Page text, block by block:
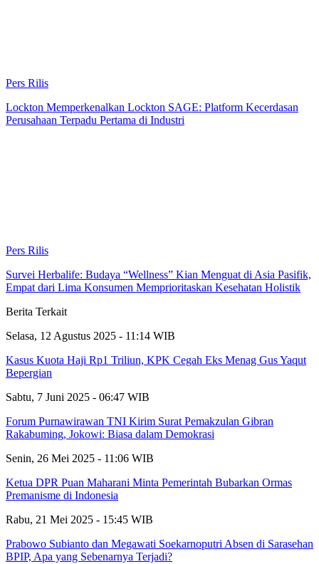
Pers Rilis
Lockton Memperkenalkan Lockton SAGE: Platform Kecerdasan
Perusahaan Terpadu Pertama di Industri
Pers Rilis
Survei Herbalife: Budaya “Wellness” Kian Menguat di Asia Pasifik,
Empat dari Lima Konsumen Memprioritaskan Kesehatan Holistik
Berita Terkait
Selasa, 12 Agustus 2025 - 11:14 WIB
Kasus Kuota Haji Rp1 Triliun, KPK Cegah Eks Menag Gus Yaqut
Bepergian
Sabtu, 7 Juni 2025 - 06:47 WIB
Forum Purnawirawan TNI Kirim Surat Pemakzulan Gibran
Rakabuming, Jokowi: Biasa dalam Demokrasi
Senin, 26 Mei 2025 - 11:06 WIB
Ketua DPR Puan Maharani Minta Pemerintah Bubarkan Ormas
Premanisme di Indonesia
Rabu, 21 Mei 2025 - 15:45 WIB
Prabowo Subianto dan Megawati Soekarnoputri Absen di Sarasehan
BPIP, Apa yang Sebenarnya Terjadi?